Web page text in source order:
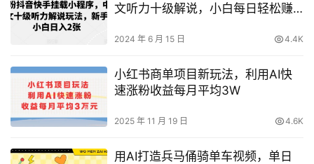
文听力十级解说，小白每日轻松赚
2024 年 6 月 15 日 4.4K
小红书商单项目新玩法，利用AI快
速涨粉收益每月平均3W
2025 年 11 月 19 日 4.6K
用AI打造兵马俑骑单车视频，单日